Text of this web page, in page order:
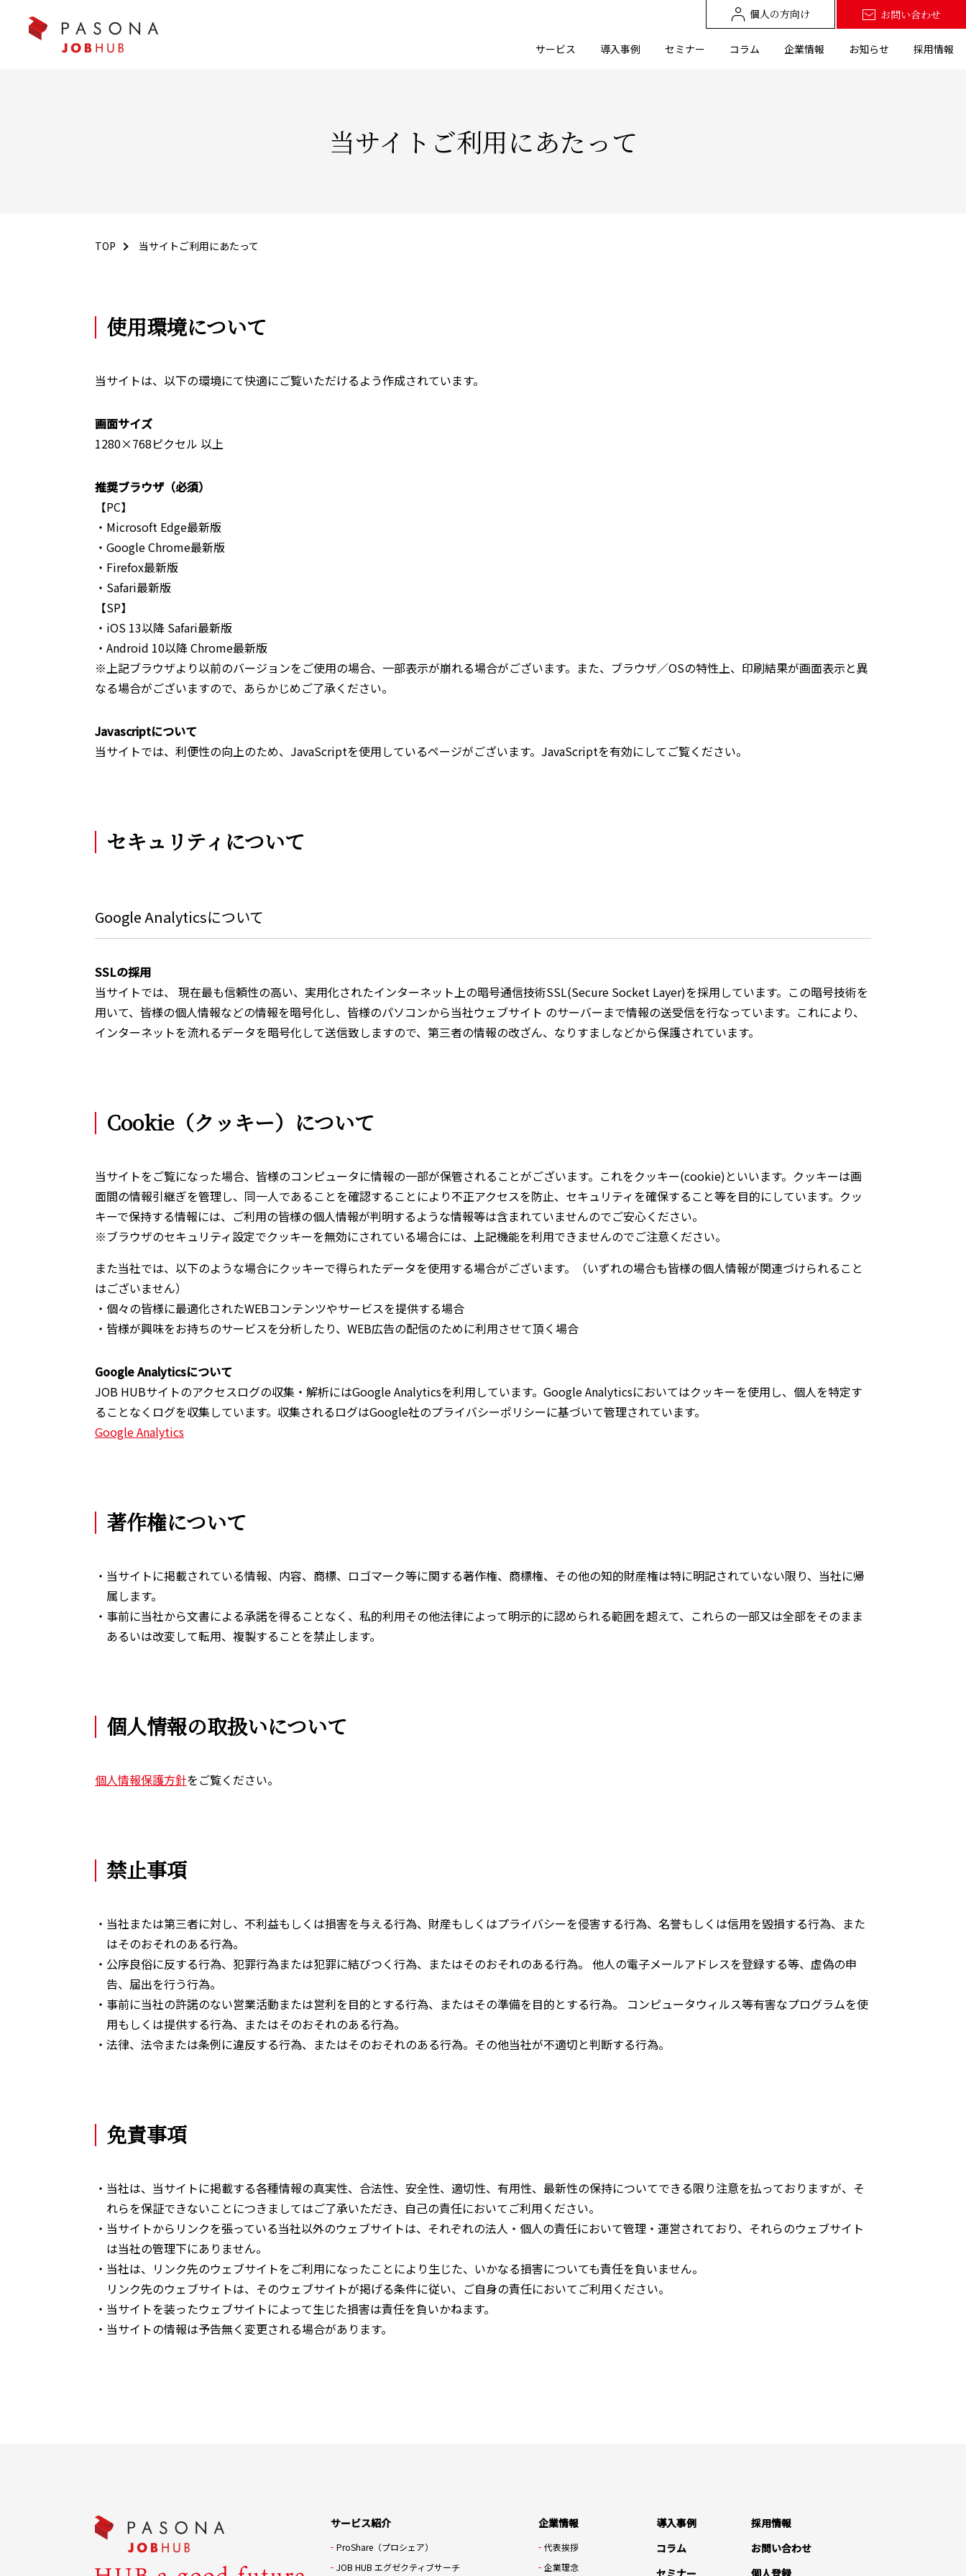
個人の方向け お問い合わせ
サービス 導入事例 セミナー コラム 企業情報 お知らせ 採用情報
当サイトご利用にあたって
TOP 当サイトご利用にあたって
使用環境について
当サイトは、以下の環境にて快適にご覧いただけるよう作成されています。
画面サイズ
1280×768ピクセル 以上
推奨ブラウザ（必須）
【PC】
・Microsoft Edge最新版
・Google Chrome最新版
・Firefox最新版
・Safari最新版
【SP】
・iOS 13以降 Safari最新版
・Android 10以降 Chrome最新版
※上記ブラウザより以前のバージョンをご使用の場合、一部表示が崩れる場合がございます。また、ブラウザ／OSの特性上、印刷結果が画面表示と異
なる場合がございますので、あらかじめご了承ください。
Javascriptについて
当サイトでは、利便性の向上のため、JavaScriptを使用しているページがございます。JavaScriptを有効にしてご覧ください。
セキュリティについて
Google Analyticsについて
SSLの採用
当サイトでは、 現在最も信頼性の高い、実用化されたインターネット上の暗号通信技術SSL(Secure Socket Layer)を採用しています。この暗号技術を
用いて、皆様の個人情報などの情報を暗号化し、皆様のパソコンから当社ウェブサイト のサーバーまで情報の送受信を行なっています。これにより、
インターネットを流れるデータを暗号化して送信致しますので、第三者の情報の改ざん、なりすましなどから保護されています。
Cookie（クッキー）について
当サイトをご覧になった場合、皆様のコンピュータに情報の一部が保管されることがございます。これをクッキー(cookie)といいます。クッキーは画
面間の情報引継ぎを管理し、同一人であることを確認することにより不正アクセスを防止、セキュリティを確保すること等を目的にしています。クッ
キーで保持する情報には、ご利用の皆様の個人情報が判明するような情報等は含まれていませんのでご安心ください。
※ブラウザのセキュリティ設定でクッキーを無効にされている場合には、上記機能を利用できませんのでご注意ください。
また当社では、以下のような場合にクッキーで得られたデータを使用する場合がございます。（いずれの場合も皆様の個人情報が関連づけられること
はございません）
・個々の皆様に最適化されたWEBコンテンツやサービスを提供する場合
・皆様が興味をお持ちのサービスを分析したり、WEB広告の配信のために利用させて頂く場合
Google Analyticsについて
JOB HUBサイトのアクセスログの収集・解析にはGoogle Analyticsを利用しています。Google Analyticsにおいてはクッキーを使用し、個人を特定す
ることなくログを収集しています。収集されるログはGoogle社のプライバシーポリシーに基づいて管理されています。
Google Analytics
著作権について
・当サイトに掲載されている情報、内容、商標、ロゴマーク等に関する著作権、商標権、その他の知的財産権は特に明記されていない限り、当社に帰
属します。
・事前に当社から文書による承諾を得ることなく、私的利用その他法律によって明示的に認められる範囲を超えて、これらの一部又は全部をそのまま
あるいは改変して転用、複製することを禁止します。
個人情報の取扱いについて
個人情報保護方針をご覧ください。
禁止事項
・当社または第三者に対し、不利益もしくは損害を与える行為、財産もしくはプライバシーを侵害する行為、名誉もしくは信用を毀損する行為、また
はそのおそれのある行為。
・公序良俗に反する行為、犯罪行為または犯罪に結びつく行為、またはそのおそれのある行為。 他人の電子メールアドレスを登録する等、虚偽の申
告、届出を行う行為。
・事前に当社の許諾のない営業活動または営利を目的とする行為、またはその準備を目的とする行為。 コンピュータウィルス等有害なプログラムを使
用もしくは提供する行為、またはそのおそれのある行為。
・法律、法令または条例に違反する行為、またはそのおそれのある行為。その他当社が不適切と判断する行為。
免責事項
・当社は、当サイトに掲載する各種情報の真実性、合法性、安全性、適切性、有用性、最新性の保持についてできる限り注意を払っておりますが、そ
れらを保証できないことにつきましてはご了承いただき、自己の責任においてご利用ください。
・当サイトからリンクを張っている当社以外のウェブサイトは、それぞれの法人・個人の責任において管理・運営されており、それらのウェブサイト
は当社の管理下にありません。
・当社は、リンク先のウェブサイトをご利用になったことにより生じた、いかなる損害についても責任を負いません。
リンク先のウェブサイトは、そのウェブサイトが掲げる条件に従い、ご自身の責任においてご利用ください。
・当サイトを装ったウェブサイトによって生じた損害は責任を負いかねます。
・当サイトの情報は予告無く変更される場合があります。
サービス紹介
ProShare（プロシェア）
JOB HUB エグゼクティブサーチ
企業情報
代表挨拶
企業理念
導入事例
コラム
セミナー
採用情報
お問い合わせ
個人登録